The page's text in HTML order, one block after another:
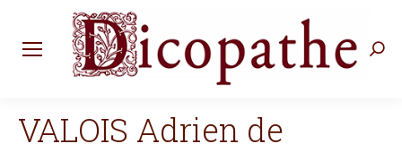
VALOIS Adrien de